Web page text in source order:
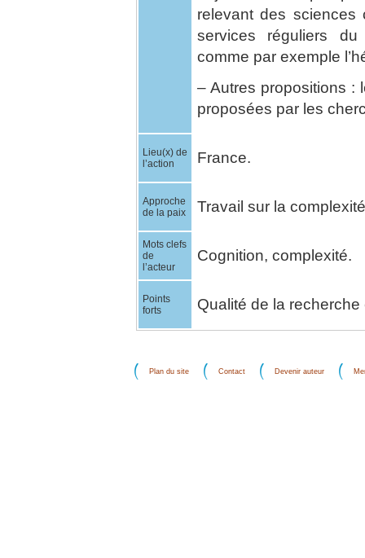
relevant des sciences
services réguliers
comme par exemple
– Autres propositions :
proposées par les
Lieu(x) de
l’action
France.
Approche
de la paix
Travail sur la
Mots clefs
de
l’acteur
Cognition, complexité.
Points
forts
Qualité de la
Plan du site Contact Devenir auteur